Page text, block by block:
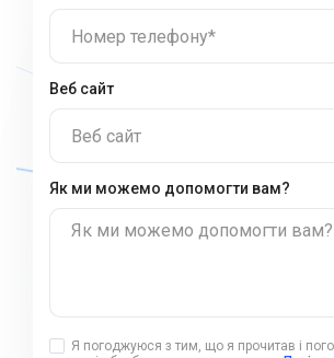
Номер телефону*
Веб сайт
Веб сайт
Як ми можемо допомогти вам?
Як ми можемо допомогти
Я погоджуюся з тим, що я прочитав і